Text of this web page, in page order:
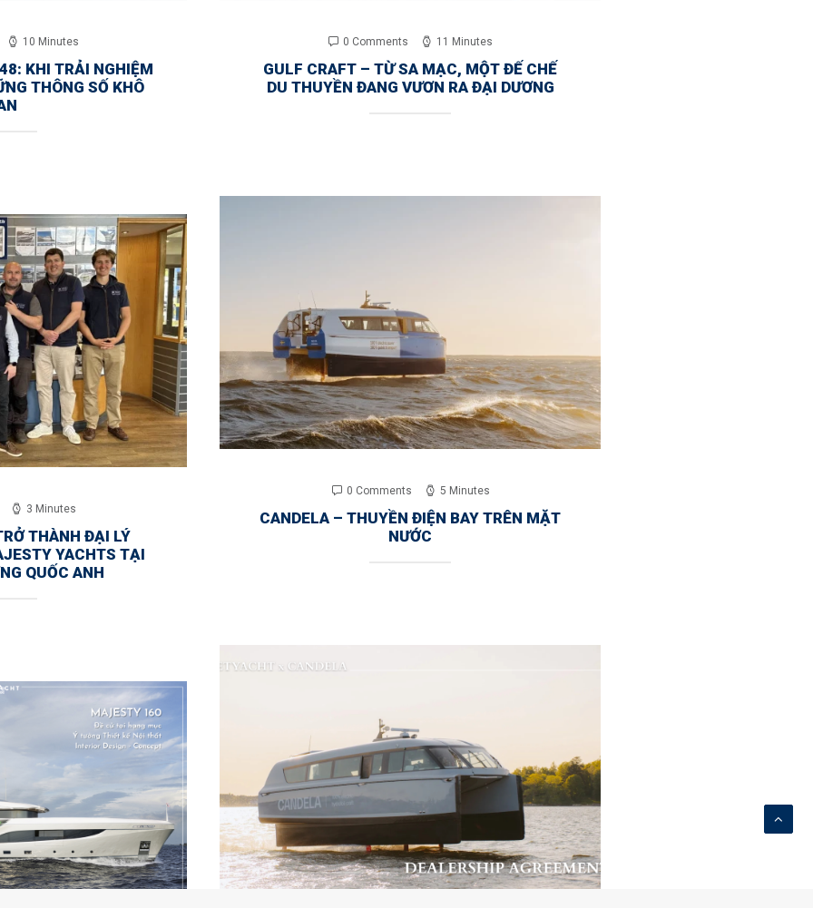
10 Minutes
KHI TRẢI NGHIỆM
THÔNG SỐ KHÔ
0 Comments 11 Minutes
GULF CRAFT – TỪ SA MẠC, MỘT ĐẾ CHẾ
DU THUYỀN ĐANG VƯƠN RA ĐẠI DƯƠNG
0 Comments 5 Minutes
CANDELA – THUYỀN ĐIỆN BAY TRÊN MẶT
NƯỚC
3 Minutes
THÀNH ĐẠI LÝ
YACHTS TẠI
QUỐC ANH